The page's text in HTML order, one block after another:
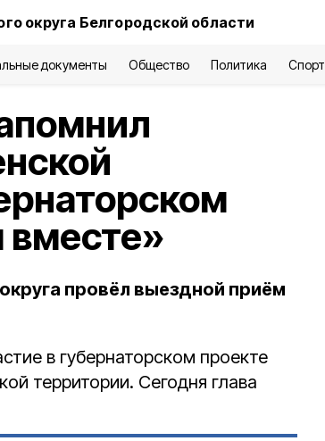
округа Белгородской области
документы Общество Политика Спорт
провёл выездной приём
в губернаторском проекте
территории. Сегодня глава